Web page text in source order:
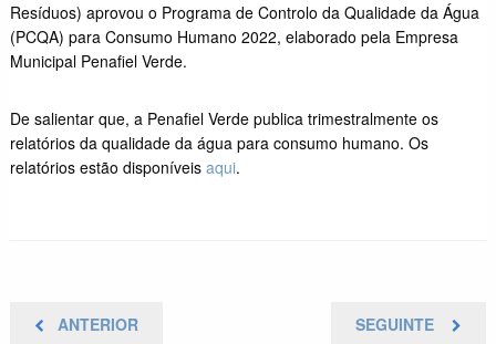
Resíduos) aprovou o Programa de Controlo da Qualidade da Água
(PCQA) para Consumo Humano 2022, elaborado pela Empresa
Municipal Penafiel Verde.
De salientar que, a Penafiel Verde publica trimestralmente os
relatórios da qualidade da água para consumo humano. Os
relatórios estão disponíveis aqui.
Navegação
POSTAGEM
ANTERIOR
NEXT
SEGUINTE